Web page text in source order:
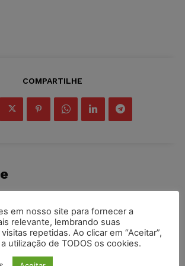
COMPARTILHE
INSCREVER
em nosso site para fornecer a
relevante, lembrando suas
repetidas. Ao clicar em “Aceitar”,
utilização de TODOS os cookies.